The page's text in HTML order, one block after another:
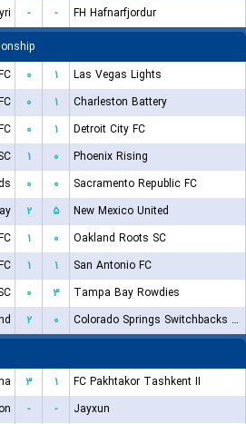
- -
FH Hafnarfjordur
۰ ۱
Las Vegas Lights
۰ ۱
Charleston Battery
۰ ۱
Detroit City FC
۱ ۰
Phoenix Rising
۰ ۰
Sacramento Republic FC
۲ ۵
New Mexico United
۱ ۰
Oakland Roots SC
۱ ۱
San Antonio FC
۰ ۳
Tampa Bay Rowdies
۲ ۰
Colorado Springs Switchbacks FC
۳ ۱
FC Pakhtakor Tashkent II
- -
Jayxun